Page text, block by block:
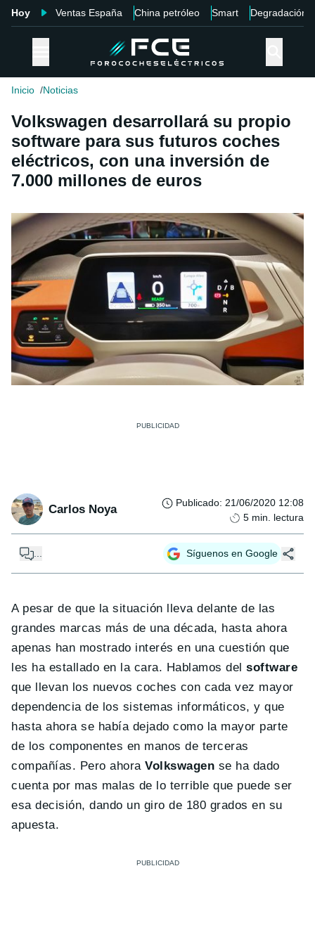
Hoy Ventas España China petróleo Smart Degradación
Inicio Noticias
Volkswagen desarrollará su propio
software para sus futuros coches
eléctricos, con una inversión de
7.000 millones de euros
Carlos Noya Publicado: 21/06/2020 12:08
5 min. lectura
... Síguenos en Google
A pesar de que la situación lleva delante de las
grandes marcas más de una década, hasta ahora
apenas han mostrado interés en una cuestión que
les ha estallado en la cara. Hablamos delsoftware
que llevan los nuevos coches con cada vez mayor
dependencia de los sistemas informáticos, y que
hasta ahora se había dejado como la mayor parte
de los componentes en manos de terceras
compañías. Pero ahoraVolkswagen se ha dado
cuenta por mas malas de lo terrible que puede ser
esa decisión, dando un giro de 180 grados en su
apuesta.